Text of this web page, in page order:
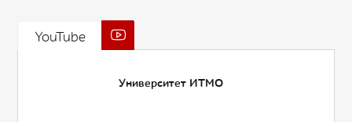
YouTube
Университет ИТМО